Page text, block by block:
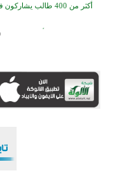
أكثر من 400 طالب يشاركون في مسابقة المعلومات الإسلامية بأستراليا
افتتاح تاريخي لأول مسجد في
أكبر مشروع إسلامي في ريف